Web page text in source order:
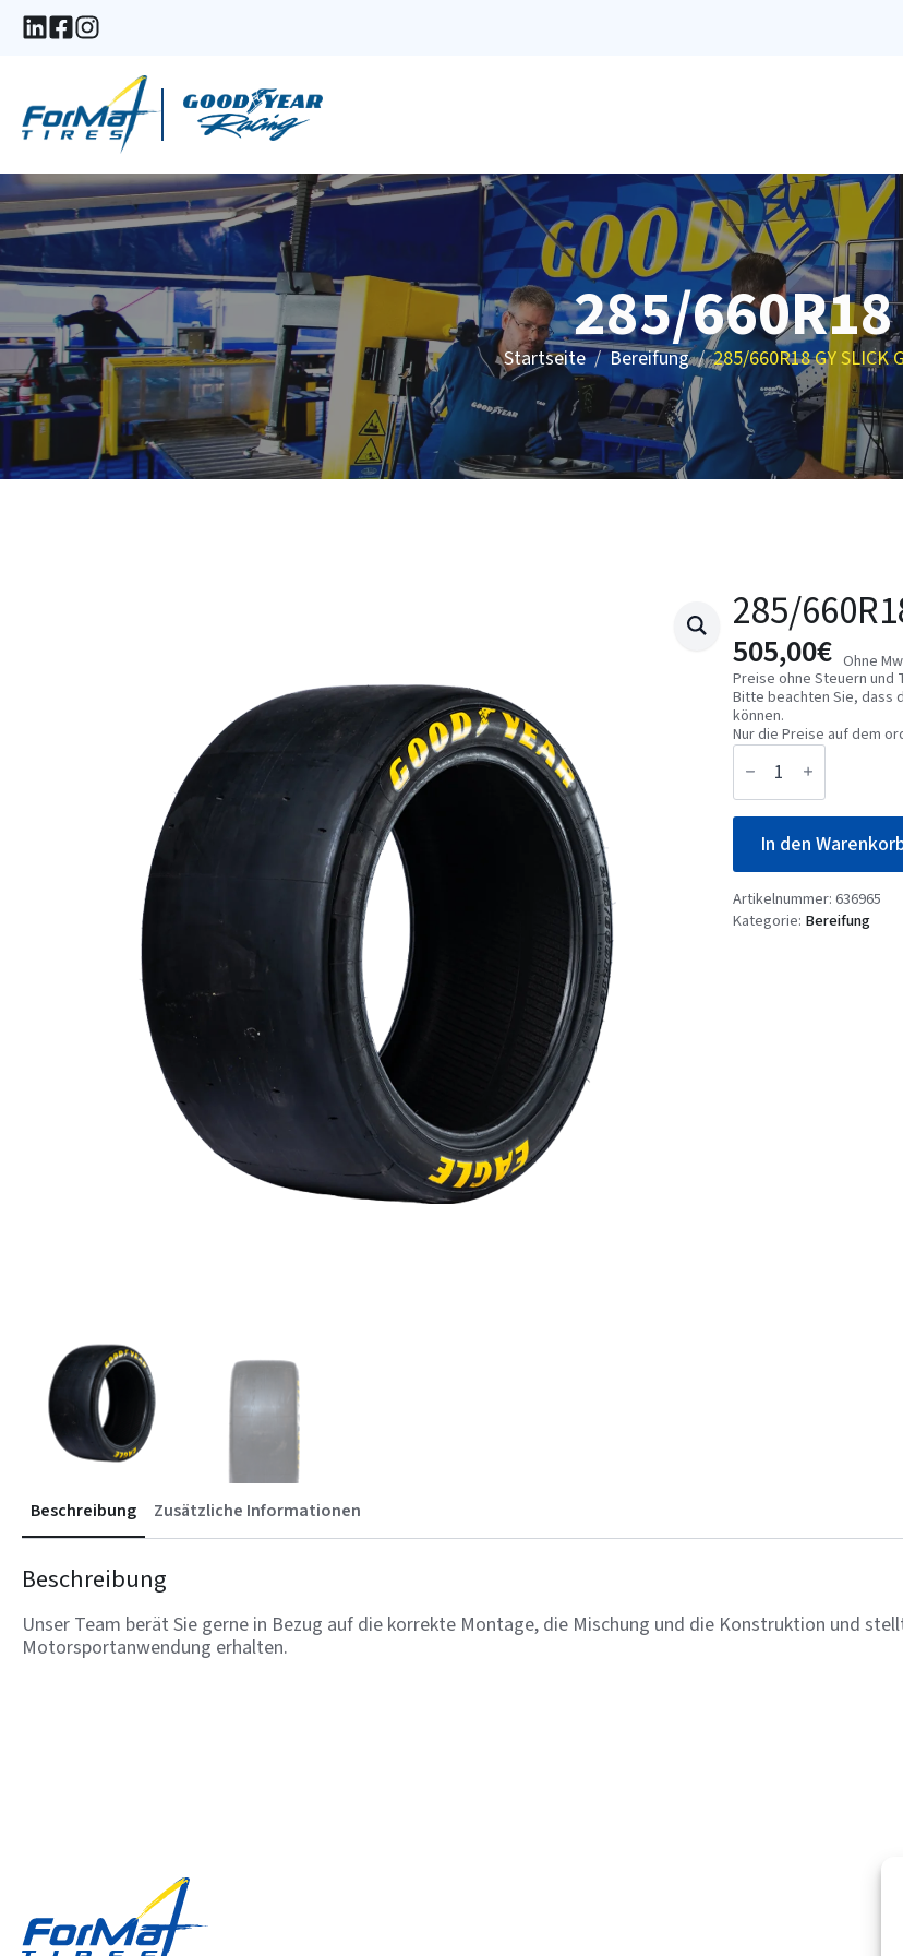
285/660R18
Startseite Bereifung 285/660R18 GY SLICK
285/
505,00€ Ohne
Preise ohne Steuern und
Bitte beachten Sie, dass
können.
Nur die Preise auf dem
285/660R18
GY
GT
01C1
Menge
In den
Artikelnummer:636965
Kategorie: Bereifung
Beschreibung Zusätzliche Informationen
Beschreibung
Unser Team berät Sie gerne in Bezug auf die korrekte Montage, die Mischung und die Konstruktion und
Motorsportanwendung erhalten.